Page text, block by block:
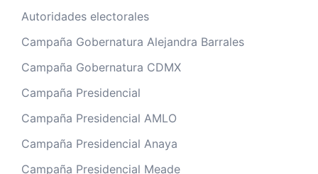
Autoridades electorales
Campaña Gobernatura Alejandra Barrales
Campaña Gobernatura CDMX
Campaña Presidencial
Campaña Presidencial AMLO
Campaña Presidencial Anaya
Campaña Presidencial Meade